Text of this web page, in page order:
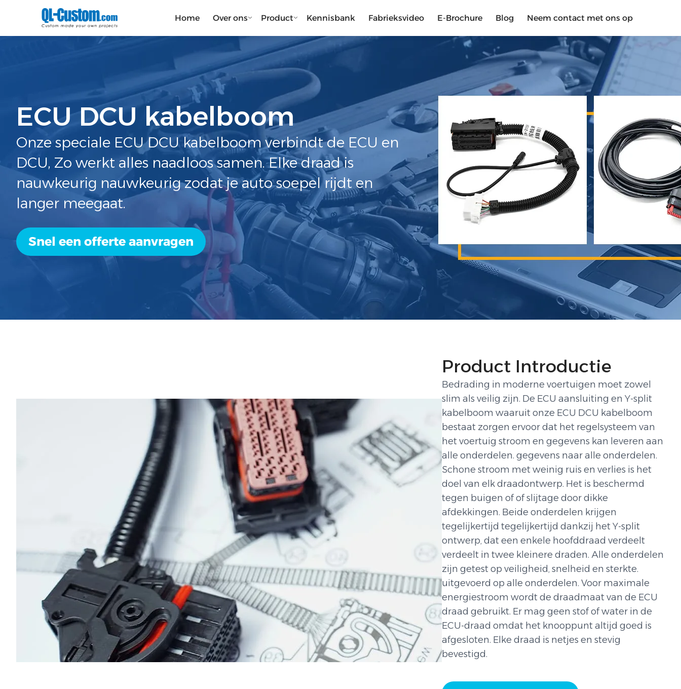
Home Over ons Product Kennisbank Fabrieksvideo E-Brochure Blog Neem contact met ons op
ECU DCU kabelboom
Onze speciale ECU DCU kabelboom verbindt de ECU en
DCU, Zo werkt alles naadloos samen. Elke draad is
nauwkeurig nauwkeurig zodat je auto soepel rijdt en
langer meegaat.
Snel een offerte aanvragen
Product Introductie
Bedrading in moderne voertuigen moet zowel
slim als veilig zijn. De ECU aansluiting en Y-split
kabelboom waaruit onze ECU DCU kabelboom
bestaat zorgen ervoor dat het regelsysteem van
het voertuig stroom en gegevens kan leveren aan
alle onderdelen. gegevens naar alle onderdelen.
Schone stroom met weinig ruis en verlies is het
doel van elk draadontwerp. Het is beschermd
tegen buigen of of slijtage door dikke
afdekkingen. Beide onderdelen krijgen
tegelijkertijd tegelijkertijd dankzij het Y-split
ontwerp, dat een enkele hoofddraad verdeelt
verdeelt in twee kleinere draden. Alle onderdelen
zijn getest op veiligheid, snelheid en sterkte.
uitgevoerd op alle onderdelen. Voor maximale
energiestroom wordt de draadmaat van de ECU
draad gebruikt. Er mag geen stof of water in de
ECU-draad omdat het knooppunt altijd goed is
afgesloten. Elke draad is netjes en stevig
bevestigd.